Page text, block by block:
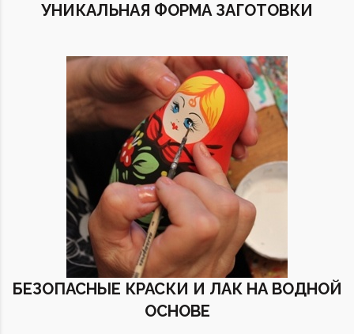
УНИКАЛЬНАЯ ФОРМА ЗАГОТОВКИ
БЕЗОПАСНЫЕ КРАСКИ И ЛАК НА ВОДНОЙ
ОСНОВЕ